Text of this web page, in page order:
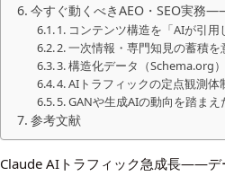
今すぐ動くべきAEO・SEO実務
1. コンテンツ構造を「AIが引
2. 一次情報・専門知見の蓄積を
3. 構造化データ（Schema.org
4. AIトラフィックの定点観測体
5. GANや生成AIの動向を踏ま
参考文献
Claude AIトラフィック急成長——デ